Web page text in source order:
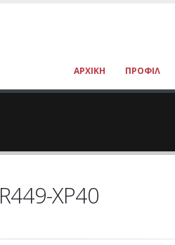
ΑΡΧΙΚΉ ΠΡΟΦΊΛ
R449-XP40